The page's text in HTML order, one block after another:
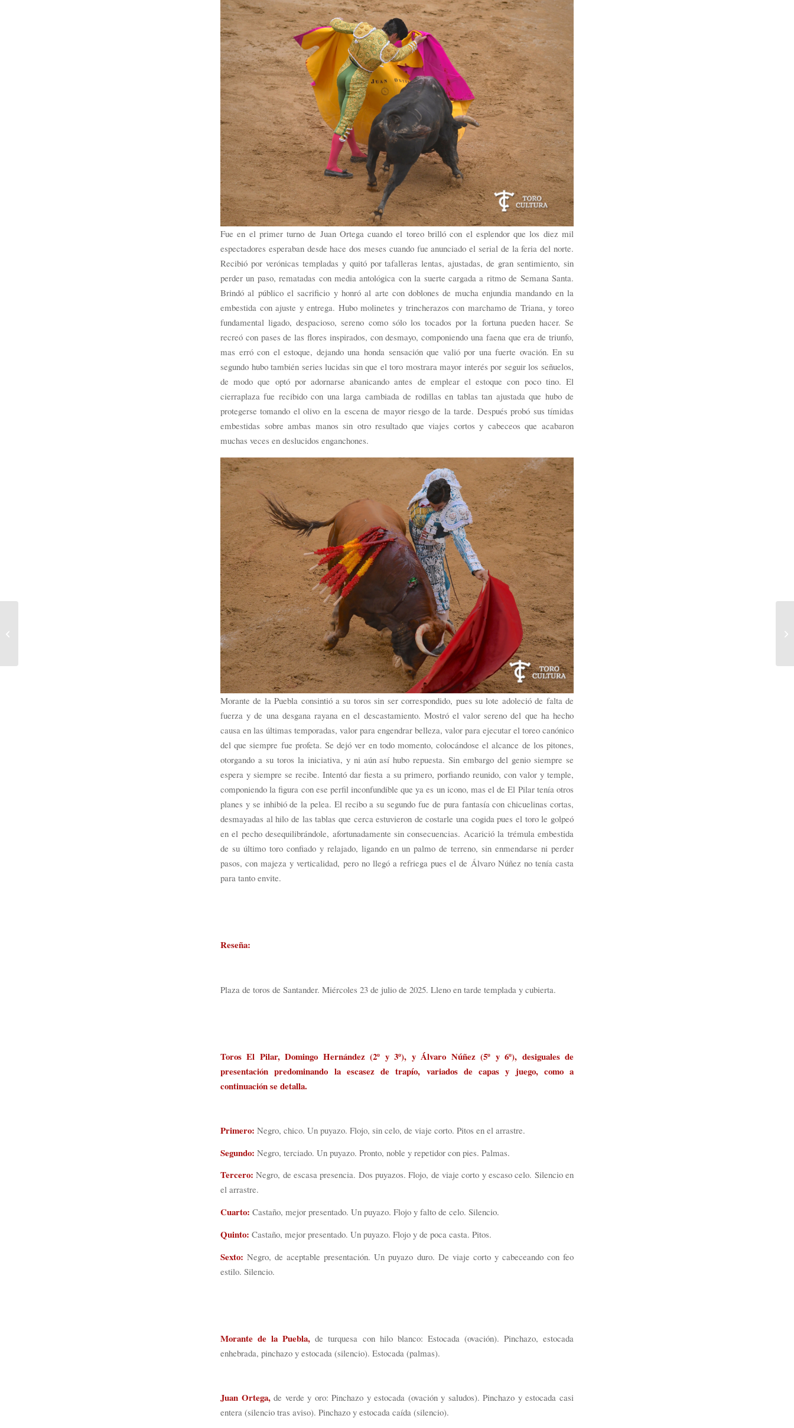
Fue en el primer turno de Juan Ortega cuando el toreo brilló con el esplendor que los diez mil
espectadores esperaban desde hace dos meses cuando fue anunciado el serial de la feria del norte.
Recibió por verónicas templadas y quitó por tafalleras lentas, ajustadas, de gran sentimiento, sin
perder un paso, rematadas con media antológica con la suerte cargada a ritmo de Semana Santa.
Brindó al público el sacrificio y honró al arte con doblones de mucha enjundia mandando en la
embestida con ajuste y entrega. Hubo molinetes y trincherazos con marchamo de Triana, y toreo
fundamental ligado, despacioso, sereno como sólo los tocados por la fortuna pueden hacer. Se
recreó con pases de las flores inspirados, con desmayo, componiendo una faena que era de triunfo,
mas erró con el estoque, dejando una honda sensación que valió por una fuerte ovación. En su
segundo hubo también series lucidas sin que el toro mostrara mayor interés por seguir los señuelos,
de modo que optó por adornarse abanicando antes de emplear el estoque con poco tino. El
cierraplaza fue recibido con una larga cambiada de rodillas en tablas tan ajustada que hubo de
protegerse tomando el olivo en la escena de mayor riesgo de la tarde. Después probó sus tímidas
embestidas sobre ambas manos sin otro resultado que viajes cortos y cabeceos que acabaron
muchas veces en deslucidos enganchones.
Morante de la Puebla consintió a su toros sin ser correspondido, pues su lote adoleció de falta de
fuerza y de una desgana rayana en el descastamiento. Mostró el valor sereno del que ha hecho
causa en las últimas temporadas, valor para engendrar belleza, valor para ejecutar el toreo canónico
del que siempre fue profeta. Se dejó ver en todo momento, colocándose el alcance de los pitones,
otorgando a su toros la iniciativa, y ni aún así hubo repuesta. Sin embargo del genio siempre se
espera y siempre se recibe. Intentó dar fiesta a su primero, porfiando reunido, con valor y temple,
componiendo la figura con ese perfil inconfundible que ya es un icono, mas el de El Pilar tenía otros
planes y se inhibió de la pelea. El recibo a su segundo fue de pura fantasía con chicuelinas cortas,
desmayadas al hilo de las tablas que cerca estuvieron de costarle una cogida pues el toro le golpeó
en el pecho desequilibrándole, afortunadamente sin consecuencias. Acarició la trémula embestida
de su último toro confiado y relajado, ligando en un palmo de terreno, sin enmendarse ni perder
pasos, con majeza y verticalidad, pero no llegó a refriega pues el de Álvaro Núñez no tenía casta
para tanto envite.
Reseña:
Plaza de toros de Santander. Miércoles 23 de julio de 2025. Lleno en tarde templada y cubierta.
Toros El Pilar, Domingo Hernández (2º y 3º), y Álvaro Núñez (5º y 6º), desiguales de
presentación predominando la escasez de trapío, variados de capas y juego, como a
continuación se detalla.
Primero: Negro, chico. Un puyazo. Flojo, sin celo, de viaje corto. Pitos en el arrastre.
Segundo: Negro, terciado. Un puyazo. Pronto, noble y repetidor con pies. Palmas.
Tercero: Negro, de escasa presencia. Dos puyazos. Flojo, de viaje corto y escaso celo. Silencio en
el arrastre.
Cuarto: Castaño, mejor presentado. Un puyazo. Flojo y falto de celo. Silencio.
Quinto: Castaño, mejor presentado. Un puyazo. Flojo y de poca casta. Pitos.
Sexto: Negro, de aceptable presentación. Un puyazo duro. De viaje corto y cabeceando con feo
estilo. Silencio.
Morante de la Puebla,de turquesa con hilo blanco: Estocada (ovación). Pinchazo, estocada
enhebrada, pinchazo y estocada (silencio). Estocada (palmas).
Juan Ortega,de verde y oro: Pinchazo y estocada (ovación y saludos). Pinchazo y estocada casi
entera (silencio tras aviso). Pinchazo y estocada caída (silencio).